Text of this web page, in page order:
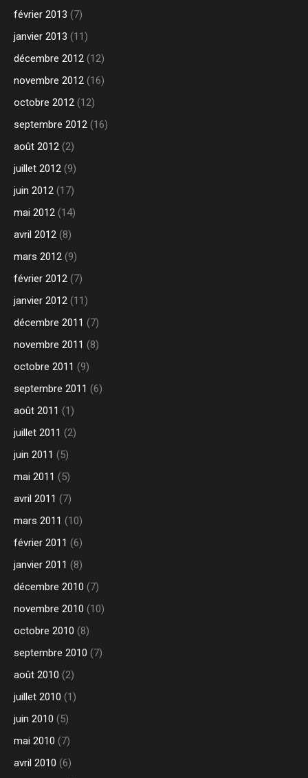
février 2013 (7)
janvier 2013 (11)
décembre 2012 (12)
novembre 2012 (16)
octobre 2012 (12)
septembre 2012 (16)
août 2012 (2)
juillet 2012 (9)
juin 2012 (17)
mai 2012 (14)
avril 2012 (8)
mars 2012 (9)
février 2012 (7)
janvier 2012 (11)
décembre 2011 (7)
novembre 2011 (8)
octobre 2011 (9)
septembre 2011 (6)
août 2011 (1)
juillet 2011 (2)
juin 2011 (5)
mai 2011 (5)
avril 2011 (7)
mars 2011 (10)
février 2011 (6)
janvier 2011 (8)
décembre 2010 (7)
novembre 2010 (10)
octobre 2010 (8)
septembre 2010 (7)
août 2010 (2)
juillet 2010 (1)
juin 2010 (5)
mai 2010 (7)
avril 2010 (6)